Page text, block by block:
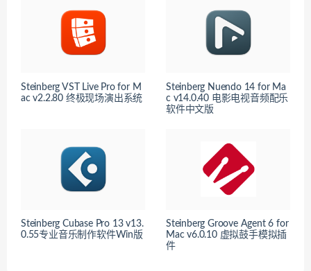
Steinberg VST Live Pro for M
ac v2.2.80 终极现场演出系统
Steinberg Nuendo 14 for Ma
c v14.0.40 电影电视音频配乐
软件中文版
Steinberg Cubase Pro 13 v13.
0.55专业音乐制作软件Win版
Steinberg Groove Agent 6 for
Mac v6.0.10 虚拟鼓手模拟插
件